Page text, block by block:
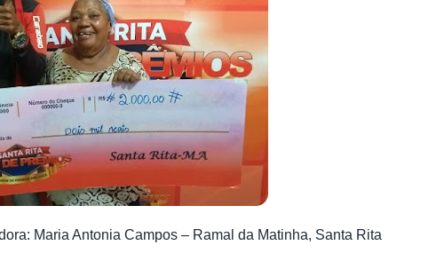
Maria Antonia Campos – Ramal da Matinha, Santa Rita